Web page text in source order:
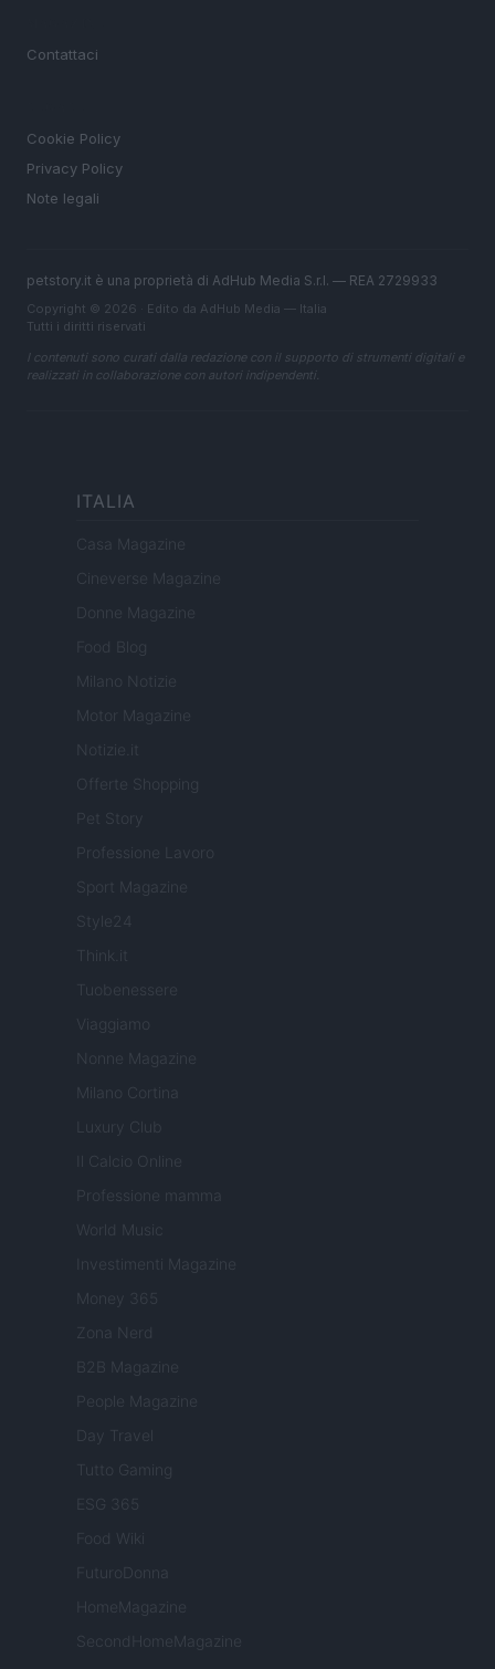
Contattaci
Cookie Policy
Privacy Policy
Note legali
petstory.it è una proprietà di AdHub Media S.r.l. — REA 2729933
Copyright © 2026 · Edito da AdHub Media — Italia
Tutti i diritti riservati
I contenuti sono curati dalla redazione con il supporto di strumenti digitali e
realizzati in collaborazione con autori indipendenti.
ITALIA
Casa Magazine
Cineverse Magazine
Donne Magazine
Food Blog
Milano Notizie
Motor Magazine
Notizie.it
Offerte Shopping
Professione Lavoro
Sport Magazine
Style24
Think.it
Tuobenessere
Viaggiamo
Nonne Magazine
Milano Cortina
Luxury Club
Il Calcio Online
Professione mamma
World Music
Investimenti Magazine
Money 365
Zona Nerd
B2B Magazine
People Magazine
Day Travel
Tutto Gaming
ESG 365
Food Wiki
FuturoDonna
HomeMagazine
SecondHomeMagazine